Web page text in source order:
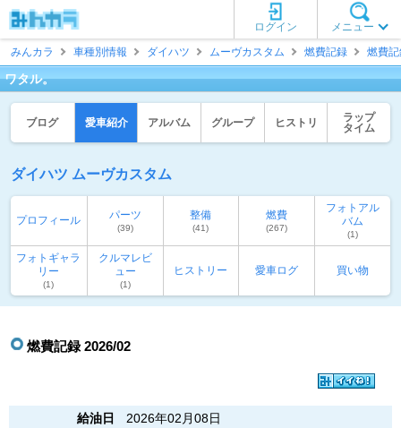
メニュー
ログイン
みんカラ
車種別情報 ダイハツ ムーヴカスタム 燃費記録 燃費
ワタル。
ブログ 愛車紹介 アルバム グループ ヒストリ
ラップ
タイム
ダイハツ ムーヴカスタム
プロフィール パーツ
(39)
整備
(41)
燃費
(267)
フォトアル
バム
(1)
フォトギャラ
リー
(1)
クルマレビ
ュー
(1)
ヒストリー 愛車ログ 買い物
燃費記録 2026/02
給油日
2026年02月08日